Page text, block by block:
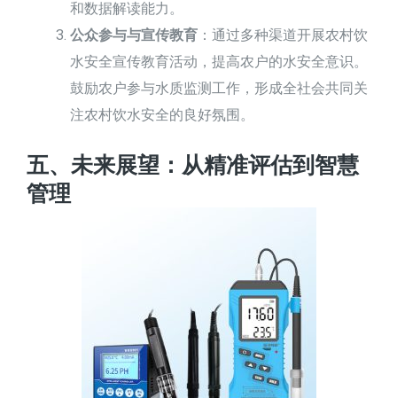
和数据解读能力。
公众参与与宣传教育 ：通过多种渠道开展农村饮
水安全宣传教育活动，提高农户的水安全意识。
鼓励农户参与水质监测工作，形成全社会共同关
注农村饮水安全的良好氛围。
五、未来展望：从精准评估到智慧
管理